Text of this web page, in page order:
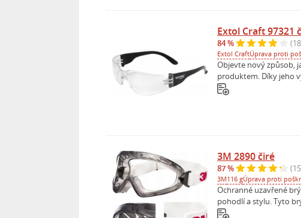
Extol Craft 97321
84 %
Extol CraftÚprava proti
Objevte nový způsob,
produktem. Díky jeho
3M 2890 čiré
87 %
3M116 gÚprava proti
Ochranné uzavřené
pohodlí a stylu. Tyto